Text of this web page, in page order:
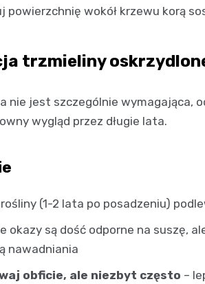
powierzchnię wokół krzewu korą
trzmieliny
nie jest szczególnie wymagająca,
wygląd przez długie lata.
rośliny (1-2 lata po posadzeniu)
okazy są dość odporne na suszę,
nawadniania
obficie, ale niezbyt często –